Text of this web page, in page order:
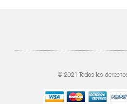
© 2021 Todos los